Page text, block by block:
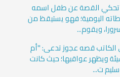
القصة عن طفل اسمه
اليومية؛ فهو يستيقظ من
ويقوم...
الكاتب قصه عجوز تدعى: "أم
ويظهر عواقبها؛ حيث كانت
ت...